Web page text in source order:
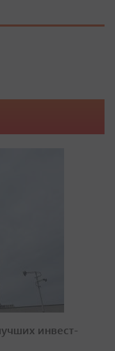
инвест-